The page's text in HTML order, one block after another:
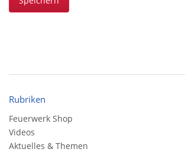
Rubriken
Feuerwerk Shop
Videos
Aktuelles & Themen